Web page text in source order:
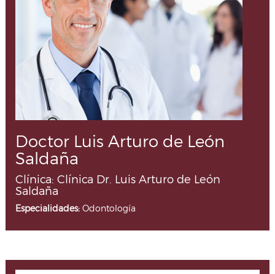
Doctor Luis Arturo de León
Saldaña
Clínica: Clínica Dr. Luis Arturo de León
Saldaña
Especialidades: Odontología